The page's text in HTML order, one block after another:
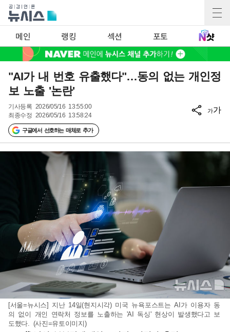
메인 랭킹 섹션 포토
"AI가 내 번호 유출했다"…동의 없는 개인정
보 노출 '논란'
기사등록 2026/05/16 13:55:00
최종수정 2026/05/16 13:58:24
구글에서 선호하는 매체로 추가
가가
[서울=뉴시스] 지난 14일(현지시각) 미국 뉴욕포스트는 AI가 이용자 동
의 없이 개인 연락처 정보를 노출하는 'AI 독싱' 현상이 발생했다고 보
도했다. (사진=유토이미지)